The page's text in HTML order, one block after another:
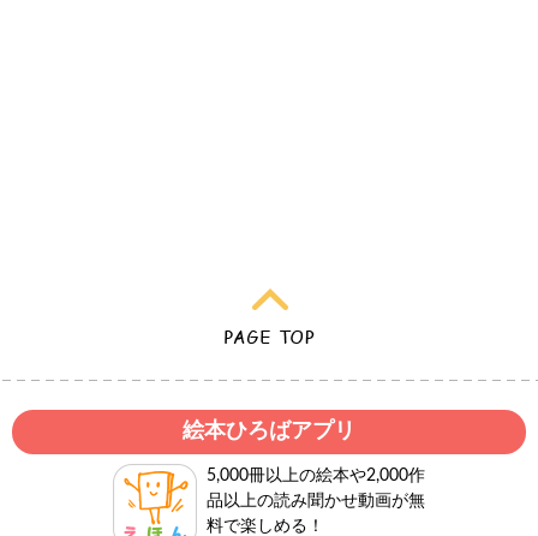
絵本ひろばアプリ
5,000冊以上の絵本や2,000作
品以上の読み聞かせ動画が無
料で楽しめる！